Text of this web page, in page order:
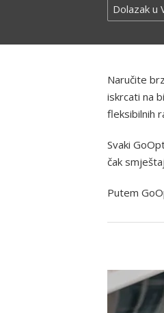
Naručite
iskrcati na
fleksibilnih
Svaki
čak
Putem